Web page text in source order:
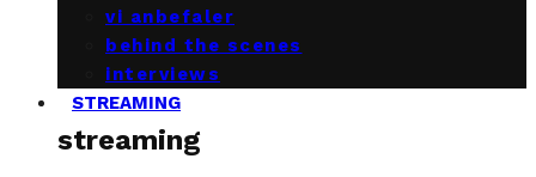
vi anbefaler
behind the scenes
interviews
STREAMING
streaming